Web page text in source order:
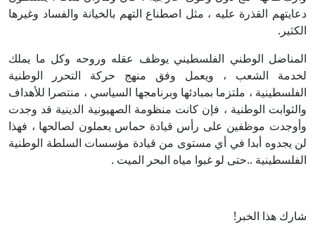
دعايتهم القذرة عليه ، مثل اصطناع التهم بالخيانة والفساد وغيرها
الكثير.
المناضل الوطني الفلسطيني يوظف عقله وروحه وكل ما يملك
لخدمة الشعب ، ويعمل وفق منهج حركة التحرر الوطنية
الفلسطينية ، ملتزما بمبادئها وبرنامجها السياسي ، منتصرا للأهداف
والثوابت الوطنية ، فإن كانت منظومة الصهيونية الدينية قد وجدت
وأوجدت موظفين على رأس قيادة حماس يعملون لصالحها ، فهذا
لن يجدوه أبدا في أي مستوى من قيادة مؤسسات السلطة الوطنية
الفلسطينية ..حتى لو غبوا مياه البحر الميت .
شارك هذا الخبر!